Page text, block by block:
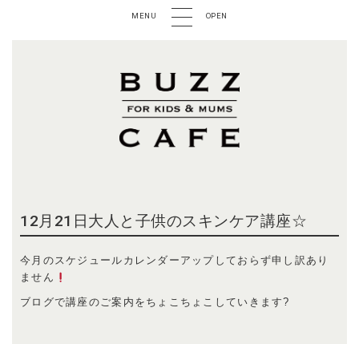
MENU OPEN
12月21日大人と子供のスキンケア講座☆
今月のスケジュールカレンダーアップしておらず申し訳あり
ません
ブログで講座のご案内をちょこちょこしていきます?